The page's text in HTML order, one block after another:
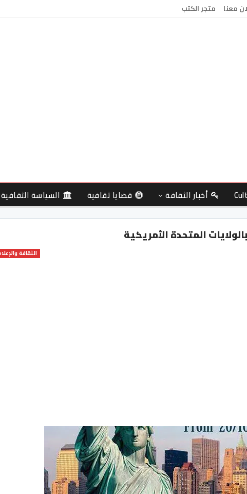
معنا متجر الكتب
أخبار الثقافة قضايا ثقافية السياسة الثقافية
المتحدة الأمريكية
الثقافة